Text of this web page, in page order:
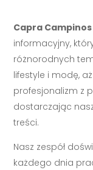
Capra Campinos
informacyjny,
różnorodnych
lifestyle i modę,
profesjonalizm z
dostarczając
treści.
Nasz zespół
każdego dnia